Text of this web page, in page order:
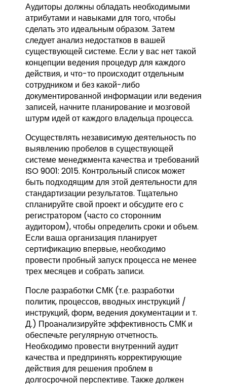
Аудиторы должны обладать необходимыми
атрибутами и навыками для того, чтобы
сделать это идеальным образом. Затем
следует анализ недостатков в вашей
существующей системе. Если у вас нет такой
концепции ведения процедур для каждого
действия, и что-то происходит отдельным
сотрудником и без какой-либо
документированной информации или ведения
записей, начните планирование и мозговой
штурм идей от каждого владельца процесса.
Осуществлять независимую деятельность по
выявлению пробелов в существующей
системе менеджмента качества и требований
ISO 9001: 2015. Контрольный список может
быть подходящим для этой деятельности для
стандартизации результатов. Тщательно
спланируйте свой проект и обсудите его с
регистратором (часто со сторонним
аудитором), чтобы определить сроки и объем.
Если ваша организация планирует
сертификацию впервые, необходимо
провести пробный запуск процесса не менее
трех месяцев и собрать записи.
После разработки СМК (т.е. разработки
политик, процессов, вводных инструкций /
инструкций, форм, ведения документации и т.
Д.) Проанализируйте эффективность СМК и
обеспечьте регулярную отчетность.
Необходимо провести внутренний аудит
качества и предпринять корректирующие
действия для решения проблем в
долгосрочной перспективе. Также должен